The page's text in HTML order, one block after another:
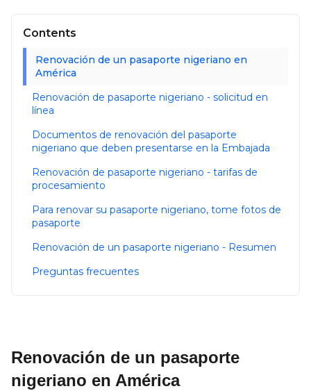
Contents
Renovación de un pasaporte nigeriano en
América
Renovación de pasaporte nigeriano - solicitud en
línea
Documentos de renovación del pasaporte
nigeriano que deben presentarse en la Embajada
Renovación de pasaporte nigeriano - tarifas de
procesamiento
Para renovar su pasaporte nigeriano, tome fotos de
pasaporte
Renovación de un pasaporte nigeriano - Resumen
Preguntas frecuentes
Renovación de un pasaporte
nigeriano en América